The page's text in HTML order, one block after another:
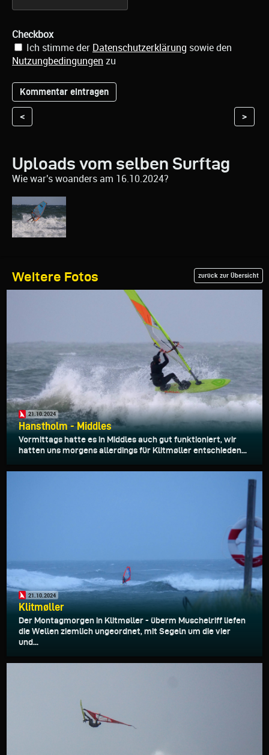
Checkbox
Ich stimme der Datenschutzerklärung sowie den
Nutzungbedingungen zu
< >
Uploads vom selben Surftag
Wie war's woanders am 16.10.2024?
Weitere Fotos zurück zur Übersicht
21.10.2024
Hanstholm - Middles
Vormittags hatte es in Middles auch gut funktioniert, wir
hatten uns morgens allerdings für Klitmøller entschieden...
21.10.2024
Klitmøller
Der Montagmorgen in Klitmøller - überm Muschelriff liefen
die Wellen ziemlich ungeordnet, mit Segeln um die vier
und...